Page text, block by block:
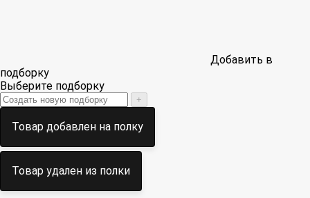
Добавить в
подборку
Выберите подборку
+
Товар добавлен на полку
Товар удален из полки